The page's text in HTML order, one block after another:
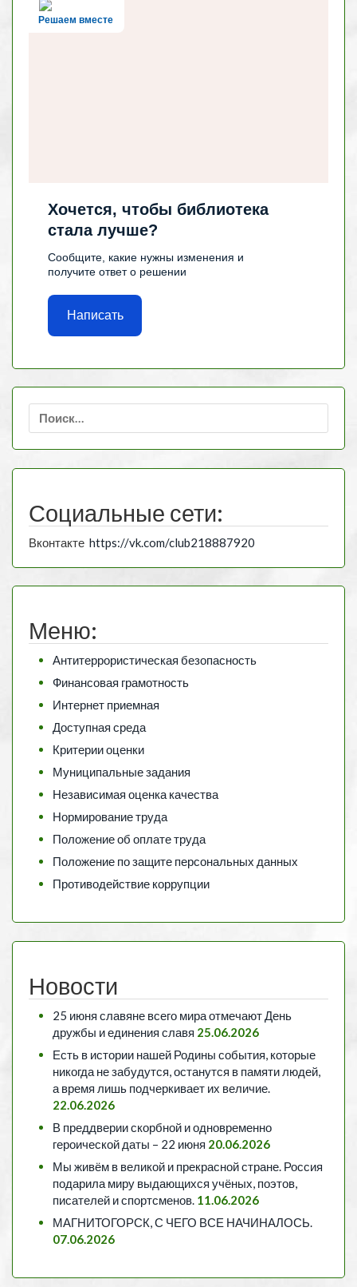
Решаем вместе
Хочется, чтобы библиотека
стала лучше?
Сообщите, какие нужны изменения и
получите ответ о решении
Написать
Найти:
Социальные сети:
Вконтакте https://vk.com/club218887920
Меню:
Антитеррористическая безопасность
Финансовая грамотность
Интернет приемная
Доступная среда
Критерии оценки
Муниципальные задания
Независимая оценка качества
Нормирование труда
Положение об оплате труда
Положение по защите персональных данных
Противодействие коррупции
Новости
25 июня славяне всего мира отмечают День
дружбы и единения славя 25.06.2026
Есть в истории нашей Родины события, которые
никогда не забудутся, останутся в памяти людей,
а время лишь подчеркивает их величие.
22.06.2026
В преддверии скорбной и одновременно
героической даты – 22 июня 20.06.2026
Мы живём в великой и прекрасной стране. Россия
подарила миру выдающихся учёных, поэтов,
писателей и спортсменов. 11.06.2026
МАГНИТОГОРСК, С ЧЕГО ВСЕ НАЧИНАЛОСЬ.
07.06.2026